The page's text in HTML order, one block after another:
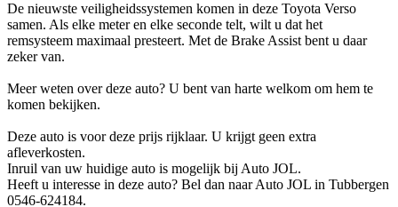
De nieuwste veiligheidssystemen komen in deze Toyota Verso
samen. Als elke meter en elke seconde telt, wilt u dat het
remsysteem maximaal presteert. Met de Brake Assist bent u daar
zeker van.
Meer weten over deze auto? U bent van harte welkom om hem te
komen bekijken.
Deze auto is voor deze prijs rijklaar. U krijgt geen extra
afleverkosten.
Inruil van uw huidige auto is mogelijk bij Auto JOL.
Heeft u interesse in deze auto? Bel dan naar Auto JOL in Tubbergen
0546-624184.